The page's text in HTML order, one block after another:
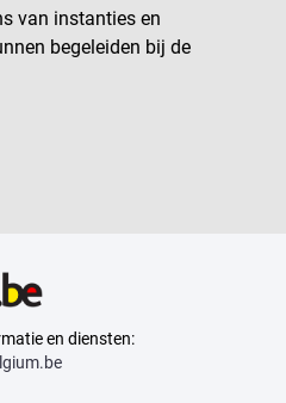
van instanties en
begeleiden bij de
en diensten: